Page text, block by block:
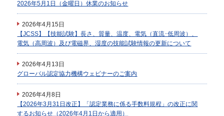
2026年5月1日（金曜日）休業のお知らせ
2026年4月15日
【JCSS】【技能試験】長さ、質量、温度、電気（直流･低周波）、
電気（高周波）及び電磁界、湿度の技能試験情報の更新について
2026年4月13日
グローバル認定協力機構ウェビナーのご案内
2026年4月8日
【2026年3月31日改正】「認定業務に係る手数料規程」の改正に関
するお知らせ（2026年4月1日から適用）